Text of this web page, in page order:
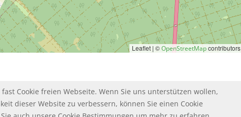
Leaflet | ©OpenStreetMapcontributors
Cookie freien Webseite. Wenn Sie uns unterstützen wollen,
dieser Website zu verbessern, können Sie einen Cookie